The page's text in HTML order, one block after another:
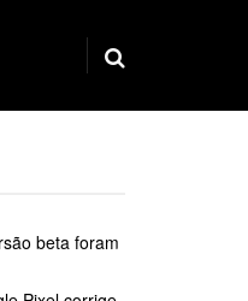
beta foram